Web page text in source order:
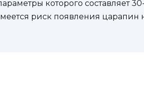
которого составляет
риск появления царапин